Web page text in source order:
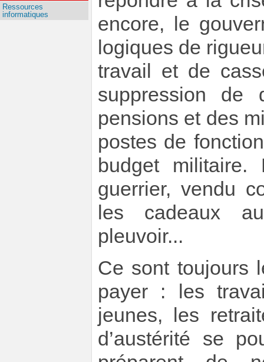
encore, le
logiques de
travail et de
suppression
pensions et des
postes de
budget
guerrier, vendu
les cadeaux
pleuvoir...
Ce sont toujours
payer : les
jeunes, les
d’austérité se
Ressources
informatiques